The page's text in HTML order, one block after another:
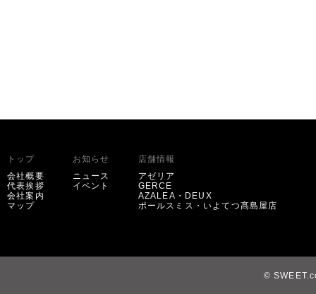
トップ
会社概要
代表挨拶
会社案内
マップ
お知らせ
ニュース
イベント
店舗情報
アゼリア
GERCE
AZALEA・DEUX
ポールスミス・いよてつ髙島屋店
©